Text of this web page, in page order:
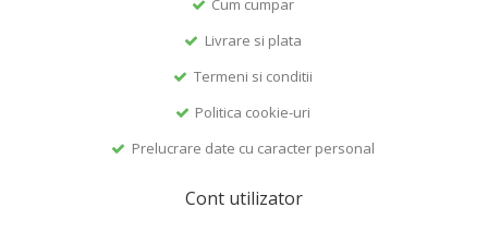
Cum cumpar
Livrare si plata
Termeni si conditii
Politica cookie-uri
Prelucrare date cu caracter personal
Cont utilizator